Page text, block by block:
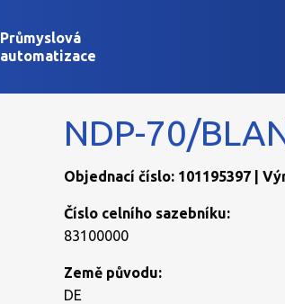
Průmyslová
automatizace
NDP-70/
Objednací číslo: 101195397 |
Číslo celního sazebníku:
83100000
Země původu:
DE